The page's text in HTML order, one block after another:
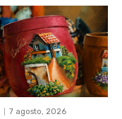
7 agosto, 2026